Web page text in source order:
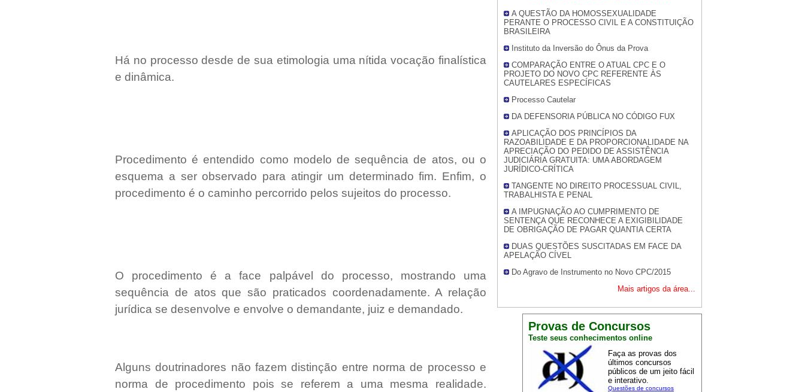
A QUESTÃO DA HOMOSSEXUALIDADE
PERANTE O PROCESSO CIVIL E A CONSTITUIÇÃO
BRASILEIRA
Instituto da Inversão do Ônus da Prova
COMPARAÇÃO ENTRE O ATUAL CPC E O
PROJETO DO NOVO CPC REFERENTE ÀS
CAUTELARES ESPECÍFICAS
Processo Cautelar
DA DEFENSORIA PÚBLICA NO CÓDIGO FUX
APLICAÇÃO DOS PRINCÍPIOS DA
RAZOABILIDADE E DA PROPORCIONALIDADE NA
APRECIAÇÃO DO PEDIDO DE ASSISTÊNCIA
JUDICIÁRIA GRATUITA: UMA ABORDAGEM
JURÍDICO-CRÍTICA
TANGENTE NO DIREITO PROCESSUAL CIVIL,
TRABALHISTA E PENAL
A IMPUGNAÇÃO AO CUMPRIMENTO DE
SENTENÇA QUE RECONHECE A EXIGIBILIDADE
DE OBRIGAÇÃO DE PAGAR QUANTIA CERTA
DUAS QUESTÕES SUSCITADAS EM FACE DA
APELAÇÃO CÍVEL
Do Agravo de Instrumento no Novo CPC/2015
Mais artigos da área...
Provas de Concursos
Teste seus conhecimentos online
Faça as provas dos
últimos concursos
públicos de um jeito fácil
e interativo.
Questões de concursos
Há no processo desde de sua etimologia uma nítida vocação finalística
e dinâmica.
Procedimento é entendido como modelo de sequência de atos, ou o
esquema a ser observado para atingir um determinado fim. Enfim, o
procedimento é o caminho percorrido pelos sujeitos do processo.
O procedimento é a face palpável do processo, mostrando uma
sequência de atos que são praticados coordenadamente. A relação
jurídica se desenvolve e envolve o demandante, juiz e demandado.
Alguns doutrinadores não fazem distinção entre norma de processo e
norma de procedimento pois se referem a uma mesma realidade.